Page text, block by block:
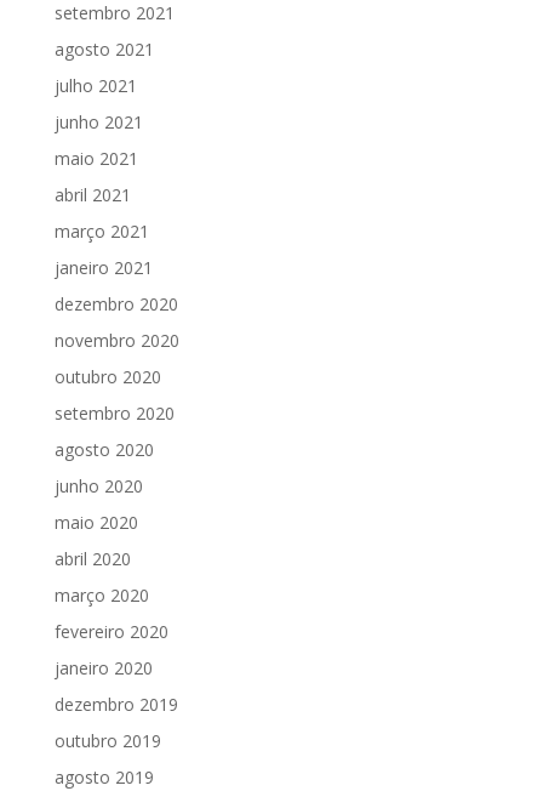
setembro 2021
agosto 2021
julho 2021
junho 2021
maio 2021
abril 2021
março 2021
janeiro 2021
dezembro 2020
novembro 2020
outubro 2020
setembro 2020
agosto 2020
junho 2020
maio 2020
abril 2020
março 2020
fevereiro 2020
janeiro 2020
dezembro 2019
outubro 2019
agosto 2019